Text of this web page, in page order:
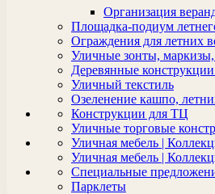
Организация
Площадка-подиум
Ограждения для летних
Уличные зонты,
Деревянные
Уличный текстиль
Озеленение кашпо,
Конструкции для ТЦ
Уличные торговые
Уличная мебель |
Уличная мебель |
Специальные
Парклеты